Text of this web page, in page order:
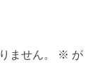
ません。 ※ が